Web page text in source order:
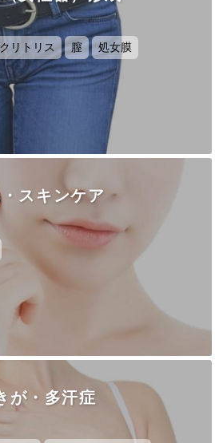
クリトリス 膣
処女膜
スキンケア
が・多汗症